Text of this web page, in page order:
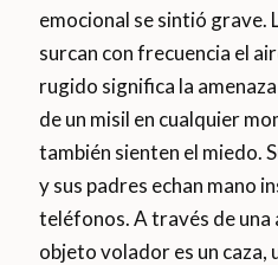
emocional se sintió grave.
surcan con frecuencia el
rugido significa la
de un misil en cualquier
también sienten el miedo.
y sus padres echan mano
teléfonos. A través de una
objeto volador es un caza,